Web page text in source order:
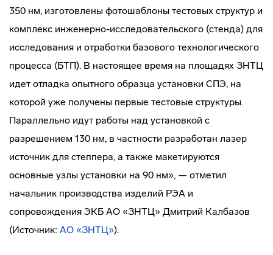
350 нм, изготовлены фотошаблоны тестовых структур и
комплекс инженерно-исследовательского (стенда) для
исследования и отработки базового технологического
процесса (БТП). В настоящее время на площадях ЗНТЦ
идет отладка опытного образца установки СПЭ, на
которой уже получены первые тестовые структуры.
Параллельно идут работы над установкой с
разрешением 130 нм, в частности разработан лазер
источник для степпера, а также макетируются
основные узлы установки на 90 нм», — отметил
начальник производства изделий РЭА и
сопровождения ЭКБ АО «ЗНТЦ» Дмитрий Калбазов
(Источник: АО «ЗНТЦ»).